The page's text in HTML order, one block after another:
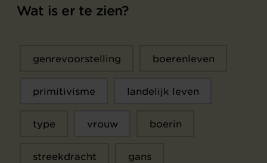
Wat is er te zien?
genrevoorstelling boerenleven
primitivisme landelijk leven
type vrouw boerin
streekdracht gans